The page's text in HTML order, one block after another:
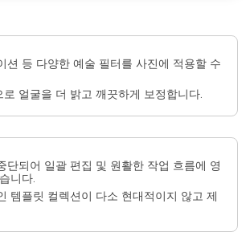
션 등 다양한 예술 필터를 사진에 적용할 수
로 얼굴을 더 밝고 깨끗하게 보정합니다.
단되어 일괄 편집 및 원활한 작업 흐름에 영
니다.
템플릿 컬렉션이 다소 현대적이지 않고 제